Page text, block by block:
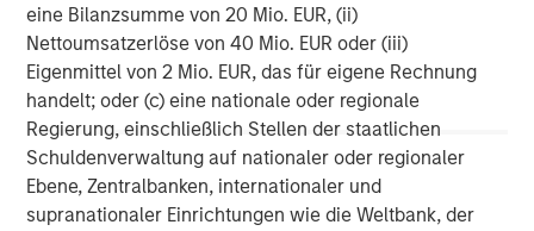
eine Bilanzsumme von 20 Mio. EUR, (ii)
Nettoumsatzerlöse von 40 Mio. EUR oder (iii)
Eigenmittel von 2 Mio. EUR, das für eigene Rechnung
handelt; oder (c) eine nationale oder regionale
Regierung, einschließlich Stellen der staatlichen
Schuldenverwaltung auf nationaler oder regionaler
Ebene, Zentralbanken, internationaler und
supranationaler Einrichtungen wie die Weltbank, der
Morgan Stanley is a leading global financial services firm
providing a wide range of investment banking, securities,
investment management, wealth management and credit
services. The Firm's employees serve clients worldwide
including corporations, governments, institutions and
individuals from more than 600 offices in 33 countries.